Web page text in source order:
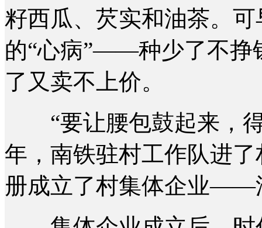
籽西瓜、芡实和油茶。
的“心病”——种少了不挣
了又卖不上价。
“要让腰包鼓起来，得
年，南铁驻村工作队进
册成立了村集体企业——